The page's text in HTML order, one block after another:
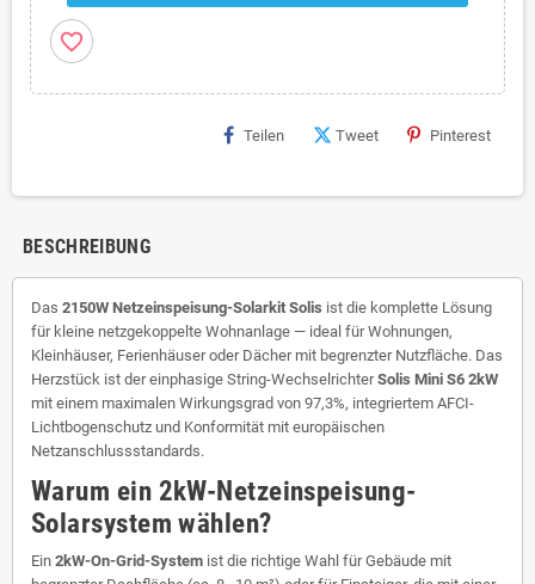
favorite_border
Teilen Tweet Pinterest
BESCHREIBUNG
Das 2150W Netzeinspeisung-Solarkit Solis ist die komplette Lösung
für kleine netzgekoppelte Wohnanlage — ideal für Wohnungen,
Kleinhäuser, Ferienhäuser oder Dächer mit begrenzter Nutzfläche. Das
Herzstück ist der einphasige String-WechselrichterSolis Mini S6 2kW
mit einem maximalen Wirkungsgrad von 97,3%, integriertem AFCI-
Lichtbogenschutz und Konformität mit europäischen
Netzanschlussstandards.
Warum ein 2kW-Netzeinspeisung-
Solarsystem wählen?
Ein 2kW-On-Grid-System ist die richtige Wahl für Gebäude mit